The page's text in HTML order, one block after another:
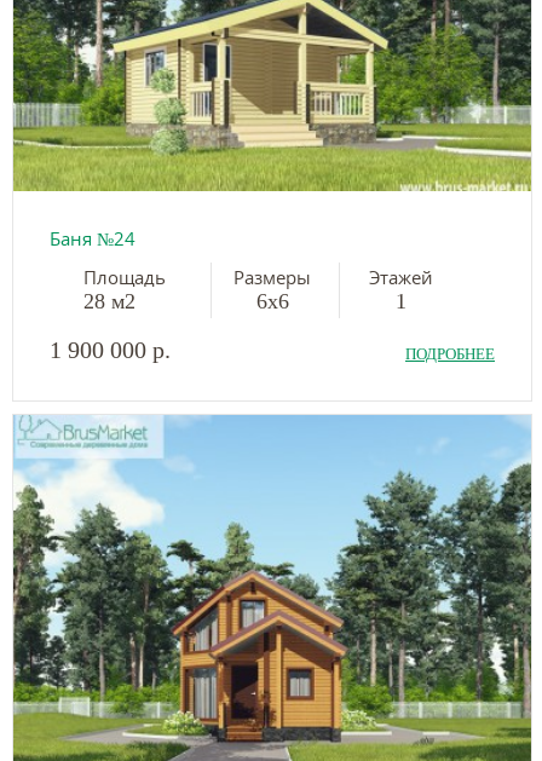
Баня №24
Площадь
28 м2
Размеры
6х6
Этажей
1
1 900 000 р. ПОДРОБНЕЕ